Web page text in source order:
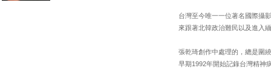
台灣至今唯一一位著名國際攝
來跟著北韓政治難民以及進入
張乾琦創作中處理的，總是圍
早期1992年開始記錄台灣精神